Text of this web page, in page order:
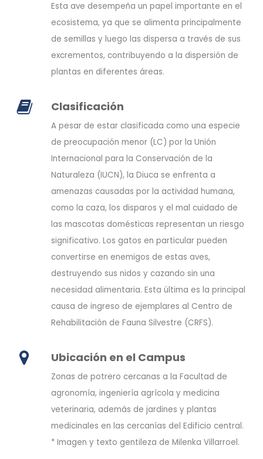
Esta ave desempeña un papel importante en el
ecosistema, ya que se alimenta principalmente
de semillas y luego las dispersa a través de sus
excrementos, contribuyendo a la dispersión de
plantas en diferentes áreas.
Clasificación
A pesar de estar clasificada como una especie
de preocupación menor (LC) por la Unión
Internacional para la Conservación de la
Naturaleza (IUCN), la Diuca se enfrenta a
amenazas causadas por la actividad humana,
como la caza, los disparos y el mal cuidado de
las mascotas domésticas representan un riesgo
significativo. Los gatos en particular pueden
convertirse en enemigos de estas aves,
destruyendo sus nidos y cazando sin una
necesidad alimentaria. Esta última es la principal
causa de ingreso de ejemplares al Centro de
Rehabilitación de Fauna Silvestre (CRFS).
Ubicación en el Campus
Zonas de potrero cercanas a la Facultad de
agronomía, ingeniería agrícola y medicina
veterinaria, además de jardines y plantas
medicinales en las cercanías del Edificio central.
* Imagen y texto gentileza de Milenka Villarroel.